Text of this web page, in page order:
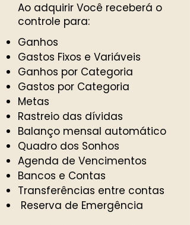
Ao adquirir Você receberá o
controle para:
Ganhos
Gastos Fixos e Variáveis
Ganhos por Categoria
Gastos por Categoria
Metas
Rastreio das dívidas
Balanço mensal automático
Quadro dos Sonhos
Agenda de Vencimentos
Bancos e Contas
Transferências entre contas
Reserva de Emergência